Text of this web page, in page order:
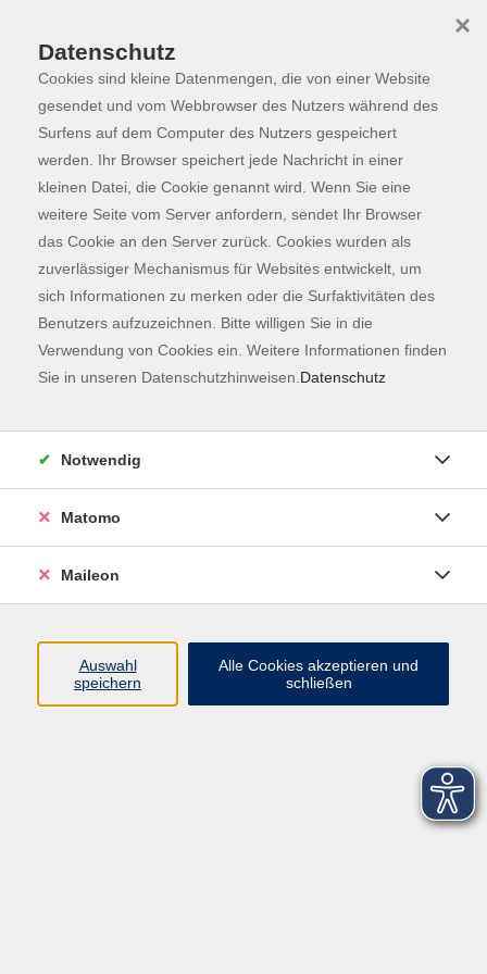
Skip to main content
Programm
Der Kurs konnte nicht gefunden werden.
Kontaktformular
Impressum
AGB
Datenschutzerklärung
Datenschutz
Cookies sind kleine Datenmengen, die von einer Website
gesendet und vom Webbrowser des Nutzers während des
Surfens auf dem Computer des Nutzers gespeichert
werden. Ihr Browser speichert jede Nachricht in einer
kleinen Datei, die Cookie genannt wird. Wenn Sie eine
weitere Seite vom Server anfordern, sendet Ihr Browser
das Cookie an den Server zurück. Cookies wurden als
zuverlässiger Mechanismus für Websites entwickelt, um
sich Informationen zu merken oder die Surfaktivitäten des
Benutzers aufzuzeichnen. Bitte willigen Sie in die
Verwendung von Cookies ein. Weitere Informationen finden
Sie in unseren Datenschutzhinweisen. Datenschutz
×
Notwendig
Matomo
Maileon
Auswahl
speichern
Alle Cookies akzeptieren und
schließen